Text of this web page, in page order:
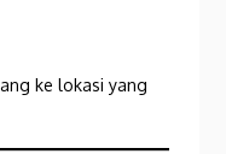
ke lokasi yang